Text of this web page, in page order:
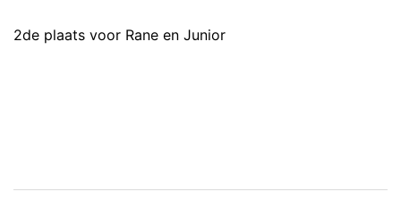
2de plaats voor Rane en Junior